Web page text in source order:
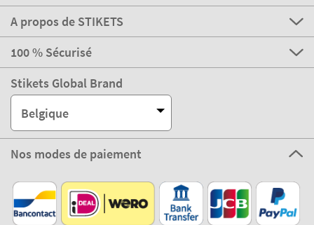
A propos de STIKETS
100 % Sécurisé
Stikets Global Brand
Belgique
Nos modes de paiement